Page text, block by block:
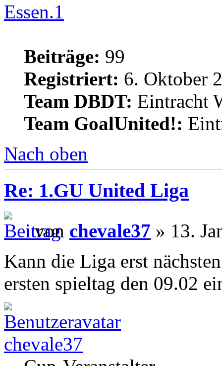
Essen.1
Beiträge: 99
Registriert: 6. Oktober
Team DBDT: Eintracht
Team GoalUnited!:
Nach oben
Re: 1.GU United Liga
von chevale37 » 13.
Kann die Liga erst
ersten spieltag den 09.02
chevale37